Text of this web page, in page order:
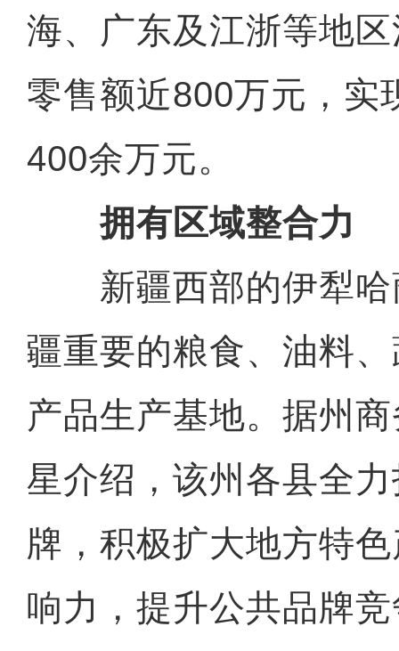
海、广东及江浙等地
零售额近800万元，实
400余万元。
拥有区域整合力
新疆西部的伊犁哈
疆重要的粮食、油料
产品生产基地。据州
星介绍，该州各县全
牌，积极扩大地方特
响力，提升公共品牌